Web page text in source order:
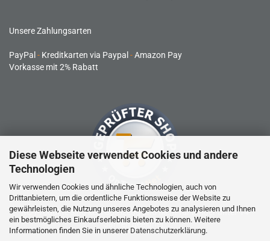
Diese Webseite verwendet Cookies und andere
Technologien
Wir verwenden Cookies und ähnliche Technologien, auch von
Drittanbietern, um die ordentliche Funktionsweise der Website zu
gewährleisten, die Nutzung unseres Angebotes zu analysieren und Ihnen
ein bestmögliches Einkaufserlebnis bieten zu können. Weitere
Informationen finden Sie in unserer Datenschutzerklärung.
Unsere Zahlungsarten
PayPal - Kreditkarten via Paypal -Amazon Pay
Vorkasse mit 2% Rabatt
RC-Produkte sind kein Spielzeug und nicht für Kinder unter 14
Jahren geeignet.